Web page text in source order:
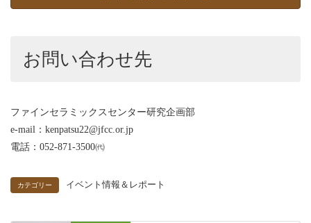
お問い合わせ先
ファインセラミックスセンター研究企画部
e-mail：kenpatsu22@jfcc.or.jp
電話：052-871-3500㈹
カテゴリー イベント情報＆レポート